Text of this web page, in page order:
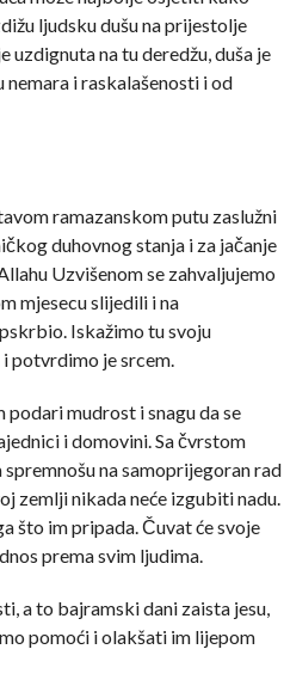
ljudsku dušu na prijestolje
uzdignuta na tu deredžu, duša je
nemara i raskalašenosti i od
ramazanskom putu zaslužni
duhovnog stanja i za jačanje
Uzvišenom se zahvaljujemo
mjesecu slijedili i na
Iskažimo tu svoju
potvrdimo je srcem.
podari mudrost i snagu da se
i domovini. Sa čvrstom
na samoprijegoran rad
zemlji nikada neće izgubiti nadu.
što im pripada. Čuvat će svoje
prema svim ljudima.
a to bajramski dani zaista jesu,
pomoći i olakšati im lijepom